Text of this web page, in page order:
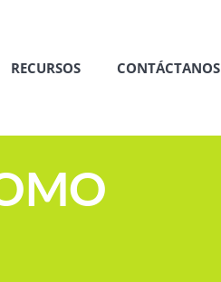
RECURSOS CONTÁCTANOS